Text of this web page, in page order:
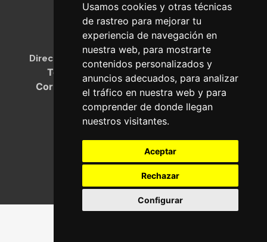
Usamos cookies y otras técnicas
de rastreo para mejorar tu
experiencia de navegación en
nuestra web, para mostrarte
contenidos personalizados y
anuncios adecuados, para analizar
el tráfico en nuestra web y para
comprender de donde llegan
nuestros visitantes.
Aceptar
Rechazar
Configurar
mviedma@mvp-
servicioslegales.com
MVP Servicios Legales
Dirección
: C/ Corrida, nº59 - 3º - Gijón - Asturias
Teléfono 985 345 942 - 610 743 389
Correo:
mviedma@mvp-servicioslegales.com
Aviso legal
Cookies